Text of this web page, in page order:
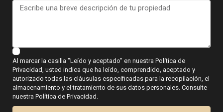
info@esentyaestate.com
Oficina Costa Cálida
Al marcar la casilla "Leído y aceptado" en nuestra Política de
Privacidad, usted indica que ha leído, comprendido, aceptado y
autorizado todas las cláusulas especificadas para la recopilación, el
almacenamiento y el tratamiento de sus datos personales. Consulte
nuestra Política de Privacidad.